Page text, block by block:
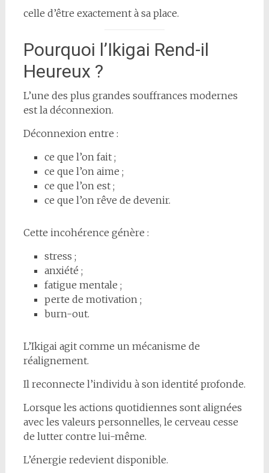
celle d’être exactement à sa place.
Pourquoi l’Ikigai Rend-il
Heureux ?
L’une des plus grandes souffrances modernes
est la déconnexion.
Déconnexion entre :
ce que l’on fait ;
ce que l’on aime ;
ce que l’on est ;
ce que l’on rêve de devenir.
Cette incohérence génère :
stress ;
anxiété ;
fatigue mentale ;
perte de motivation ;
burn-out.
L’Ikigai agit comme un mécanisme de
réalignement.
Il reconnecte l’individu à son identité profonde.
Lorsque les actions quotidiennes sont alignées
avec les valeurs personnelles, le cerveau cesse
de lutter contre lui-même.
L’énergie redevient disponible.